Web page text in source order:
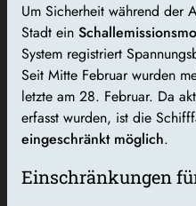
Um Sicherheit während der
Stadt ein
System registriert
Seit Mitte Februar wurden
letzte am 28. Februar. Da
erfasst wurden, ist die
eingeschränkt möglich.
Einschränkungen